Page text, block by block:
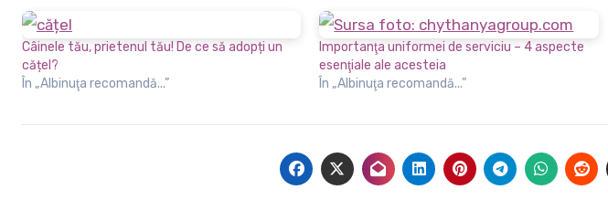
Câinele tău, prietenul tău! De ce să adopți un
cățel?
În „Albinuţa recomandă...”
Importanţa uniformei de serviciu – 4 aspecte
esenţiale ale acesteia
În „Albinuţa recomandă...”